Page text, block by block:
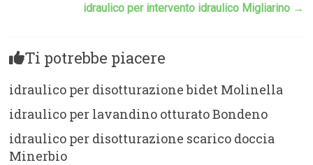
idraulico per intervento idraulico Migliarino →
Ti potrebbe piacere
idraulico per disotturazione bidet Molinella
idraulico per lavandino otturato Bondeno
idraulico per disotturazione scarico doccia
Minerbio